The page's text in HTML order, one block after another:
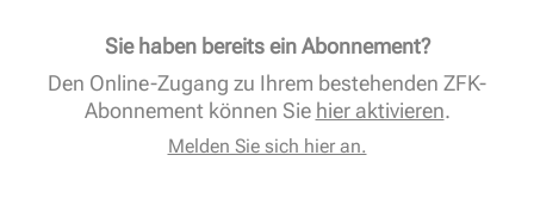
Sie haben bereits ein Abonnement?
Den Online-Zugang zu Ihrem bestehenden ZFK-
Abonnement können Sie hier aktivieren.
Melden Sie sich hier an.